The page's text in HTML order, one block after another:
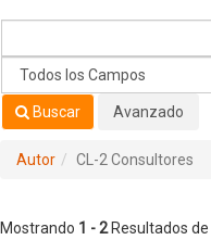
Buscar Avanzado
Autor CL-2 Consultores
Mostrando 1 - 2Resultados de